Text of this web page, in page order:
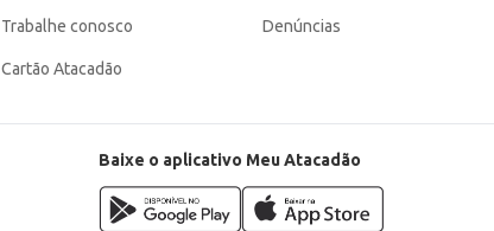
Trabalhe conosco
Cartão Atacadão
Denúncias
Baixe o aplicativo Meu Atacadão